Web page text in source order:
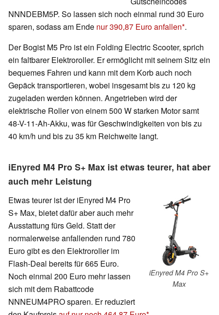
NNNDEBM5P. So lassen sich noch einmal rund 30 Euro
sparen, sodass am Ende nur 390,87 Euro anfallen .
Der Bogist M5 Pro ist ein Folding Electric Scooter, sprich
ein faltbarer Elektroroller. Er ermöglicht mit seinem Sitz ein
bequemes Fahren und kann mit dem Korb auch noch
Gepäck transportieren, wobei insgesamt bis zu 120 kg
zugeladen werden können. Angetrieben wird der
elektrische Roller von einem 500 W starken Motor samt
48-V-11-Ah-Akku, was für Geschwindigkeiten von bis zu
40 km/h und bis zu 35 km Reichweite langt.
iEnyred M4 Pro S+ Max ist etwas teurer, hat aber
auch mehr Leistung
iEnyred M4 Pro S+
Max
Etwas teurer ist der iEnyred M4 Pro
S+ Max, bietet dafür aber auch mehr
Ausstattung fürs Geld. Statt der
normalerweise anfallenden rund 780
Euro gibt es den Elektroroller im
Flash-Deal bereits für 665 Euro.
Noch einmal 200 Euro mehr lassen
sich mit dem Rabattcode
NNNEUM4PRO sparen. Er reduziert